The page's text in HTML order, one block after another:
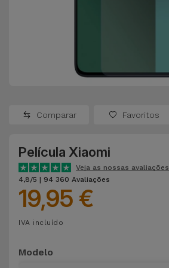
Oppo
OnePlus
Google
Dyson
TCL
Recondicionados
Recondicionados
Consolas
Recondicionadas
Ver
tudo
Auriculares
e Colunas
Smartwatches
e Braceletes
Correntes
Comparar Favoritos
Película Xiaomi
Veja as nossas avaliações
4,8/5 | 94 360 Avaliações
19,95 €
IVA incluído
Modelo